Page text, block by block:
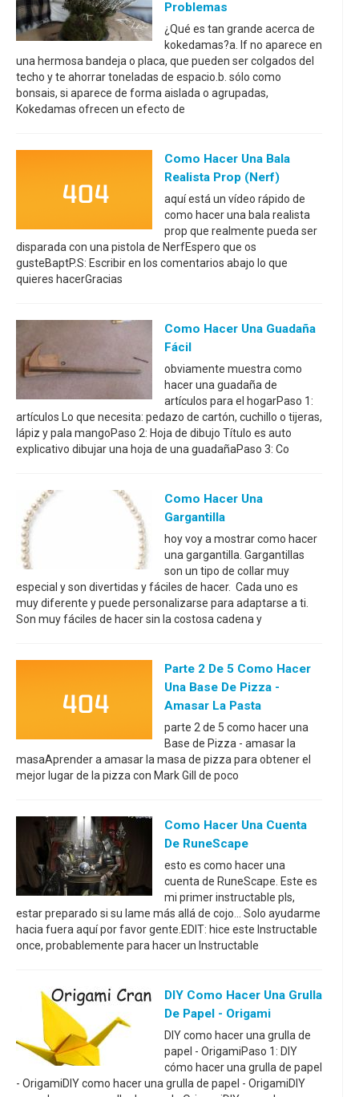
Problemas
¿Qué es tan grande acerca de
kokedamas?a. If no aparece en
una hermosa bandeja o placa, que pueden ser colgados del
techo y te ahorrar toneladas de espacio.b. sólo como
bonsais, si aparece de forma aislada o agrupadas,
Kokedamas ofrecen un efecto de
Como Hacer Una Bala
Realista Prop (Nerf)
aquí está un vídeo rápido de
como hacer una bala realista
prop que realmente pueda ser
disparada con una pistola de NerfEspero que os
gusteBaptP.S: Escribir en los comentarios abajo lo que
quieres hacerGracias
Como Hacer Una Guadaña
Fácil
obviamente muestra como
hacer una guadaña de
artículos para el hogarPaso 1:
artículos Lo que necesita: pedazo de cartón, cuchillo o tijeras,
lápiz y pala mangoPaso 2: Hoja de dibujo Título es auto
explicativo dibujar una hoja de una guadañaPaso 3: Co
Como Hacer Una
Gargantilla
hoy voy a mostrar como hacer
una gargantilla. Gargantillas
son un tipo de collar muy
especial y son divertidas y fáciles de hacer. Cada uno es
muy diferente y puede personalizarse para adaptarse a ti.
Son muy fáciles de hacer sin la costosa cadena y
Parte 2 De 5 Como Hacer
Una Base De Pizza -
Amasar La Pasta
parte 2 de 5 como hacer una
Base de Pizza - amasar la
masaAprender a amasar la masa de pizza para obtener el
mejor lugar de la pizza con Mark Gill de poco
Como Hacer Una Cuenta
De RuneScape
esto es como hacer una
cuenta de RuneScape. Este es
mi primer instructable pls,
estar preparado si su lame más allá de cojo... Solo ayudarme
hacia fuera aquí por favor gente.EDIT: hice este Instructable
once, probablemente para hacer un Instructable
DIY Como Hacer Una Grulla
De Papel - Origami
DIY como hacer una grulla de
papel - OrigamiPaso 1: DIY
cómo hacer una grulla de papel
- OrigamiDIY como hacer una grulla de papel - OrigamiDIY